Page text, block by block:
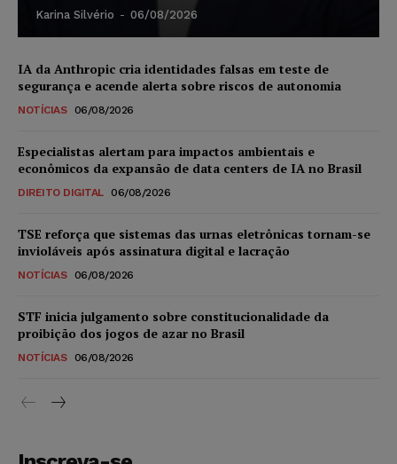
Karina Silvério - 06/08/2026
IA da Anthropic cria identidades falsas em teste de
segurança e acende alerta sobre riscos de autonomia
NOTÍCIAS 06/08/2026
Especialistas alertam para impactos ambientais e
econômicos da expansão de data centers de IA no Brasil
DIREITO DIGITAL 06/08/2026
TSE reforça que sistemas das urnas eletrônicas tornam-se
invioláveis após assinatura digital e lacração
NOTÍCIAS 06/08/2026
STF inicia julgamento sobre constitucionalidade da
proibição dos jogos de azar no Brasil
NOTÍCIAS 06/08/2026